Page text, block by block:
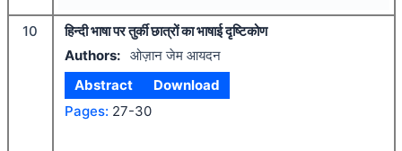
10
हिन्दी भाषा पर तुर्की छात्रों का भाषाई दृष्टिकोण
Authors: ओज़ान जेम आयदन
Abstract
Download
Pages: 27-30